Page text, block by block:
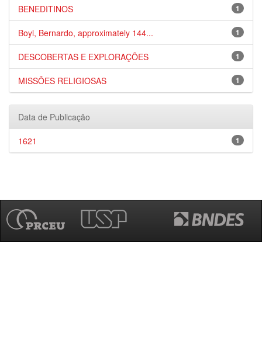
1
BENEDITINOS
1
Boyl, Bernardo, approximately 144...
1
DESCOBERTAS E EXPLORAÇÕES
1
MISSÕES RELIGIOSAS
Data de Publicação
1
1621